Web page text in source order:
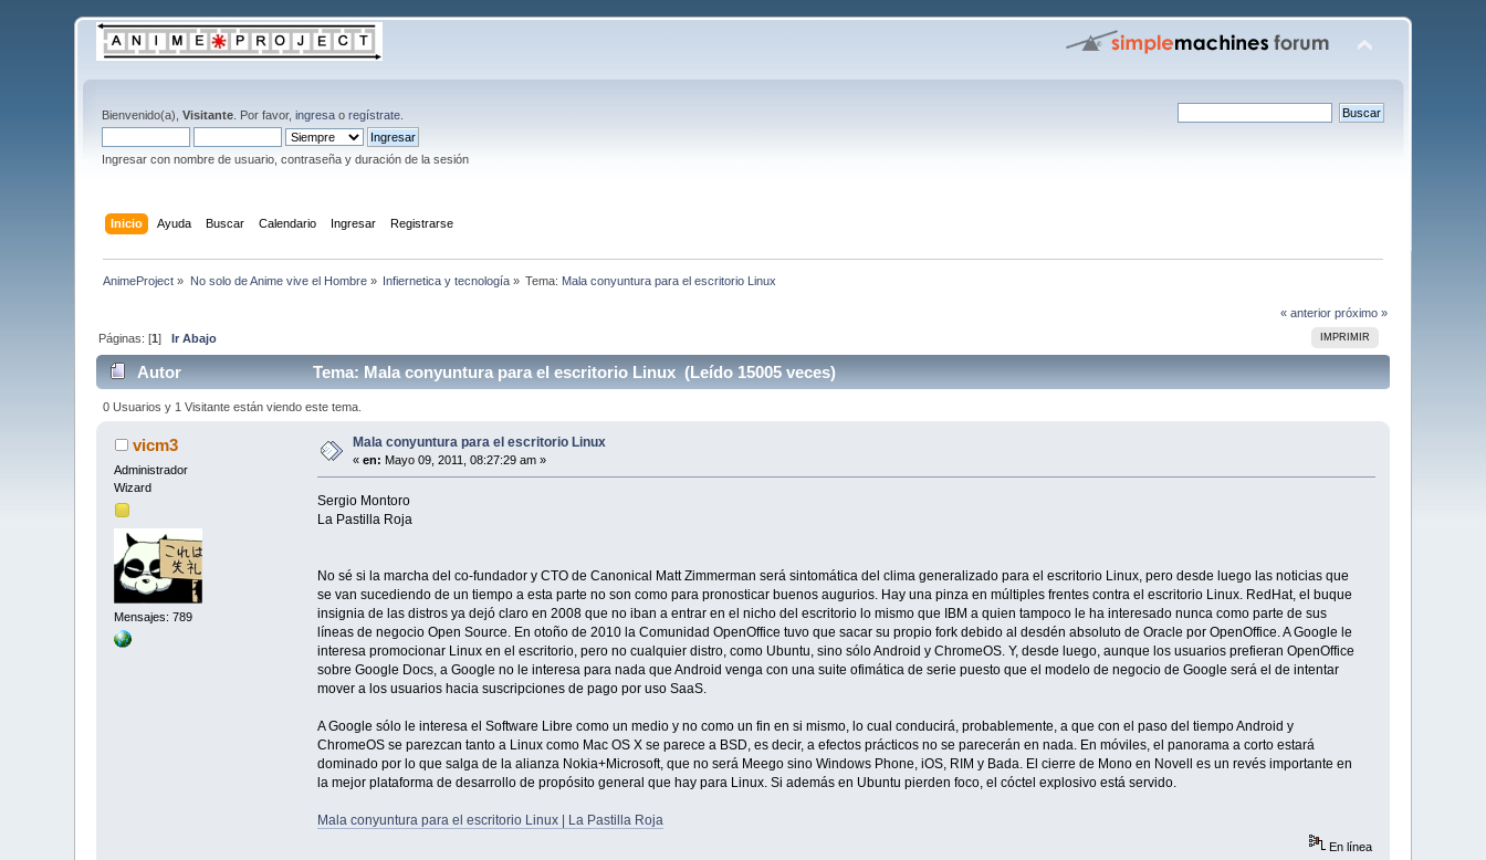
Bienvenido(a),Visitante . Por favor,ingresa oregístrate
Ingresar con nombre de usuario, contraseña y duración de la sesión
Inicio Ayuda Buscar Calendario Ingresar Registrarse
AnimeProject » No solo de Anime vive el Hombre» Infiernetica y tecnología » Tema: Mala conyuntura para el escritorio Linux
« anterior próximo »
IMPRIMIR
Páginas: [1]Ir Abajo
Autor Tema: Mala conyuntura para el escritorio Linux (Leído 15005 veces)
0 Usuarios y 1 Visitante están viendo este tema.
vicm3
Administrador
Wizard
Mensajes: 789
Mala conyuntura para el escritorio Linux
«en: Mayo 09, 2011, 08:27:29 am »
Sergio Montoro
La Pastilla Roja
No sé si la marcha del co-fundador y CTO de Canonical Matt Zimmerman será sintomática del clima generalizado para el escritorio Linux, pero desde luego las noticias que
se van sucediendo de un tiempo a esta parte no son como para pronosticar buenos augurios. Hay una pinza en múltiples frentes contra el escritorio Linux. RedHat, el buque
insignia de las distros ya dejó claro en 2008 que no iban a entrar en el nicho del escritorio lo mismo que IBM a quien tampoco le ha interesado nunca como parte de sus
líneas de negocio Open Source. En otoño de 2010 la Comunidad OpenOffice tuvo que sacar su propio fork debido al desdén absoluto de Oracle por OpenOffice. A Google le
interesa promocionar Linux en el escritorio, pero no cualquier distro, como Ubuntu, sino sólo Android y ChromeOS. Y, desde luego, aunque los usuarios prefieran OpenOffice
sobre Google Docs, a Google no le interesa para nada que Android venga con una suite ofimática de serie puesto que el modelo de negocio de Google será el de intentar
mover a los usuarios hacia suscripciones de pago por uso SaaS.
A Google sólo le interesa el Software Libre como un medio y no como un fin en si mismo, lo cual conducirá, probablemente, a que con el paso del tiempo Android y
ChromeOS se parezcan tanto a Linux como Mac OS X se parece a BSD, es decir, a efectos prácticos no se parecerán en nada. En móviles, el panorama a corto estará
dominado por lo que salga de la alianza Nokia+Microsoft, que no será Meego sino Windows Phone, iOS, RIM y Bada. El cierre de Mono en Novell es un revés importante en
la mejor plataforma de desarrollo de propósito general que hay para Linux. Si además en Ubuntu pierden foco, el cóctel explosivo está servido.
Mala conyuntura para el escritorio Linux | La Pastilla Roja
En línea